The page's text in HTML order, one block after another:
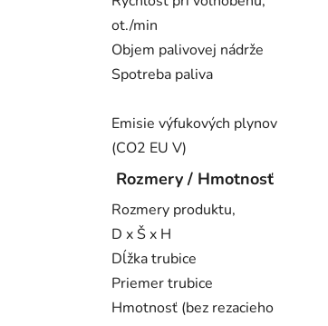
ot./min
Objem palivovej nádrže
Spotreba paliva
Emisie výfukových plynov
(CO2 EU V)
Rozmery / Hmotnosť
Rozmery produktu,
D x Š x H
Dĺžka trubice
Priemer trubice
Hmotnosť (bez rezacieho